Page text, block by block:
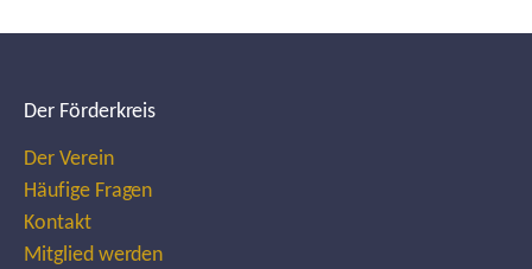
Der Förderkreis
Der Verein
Häufige Fragen
Kontakt
Mitglied werden